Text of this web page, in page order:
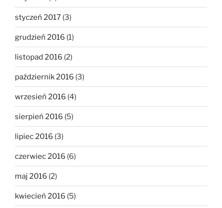
styczeń 2017 (3)
grudzień 2016 (1)
listopad 2016 (2)
październik 2016 (3)
wrzesień 2016 (4)
sierpień 2016 (5)
lipiec 2016 (3)
czerwiec 2016 (6)
maj 2016 (2)
kwiecień 2016 (5)